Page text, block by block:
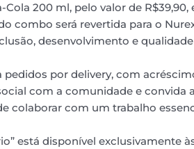
Cola 200 ml, pelo valor de
combo será revertida para o
desenvolvimento e
por delivery, com
com a comunidade e
colaborar com um trabalho
está disponível exclusivamente